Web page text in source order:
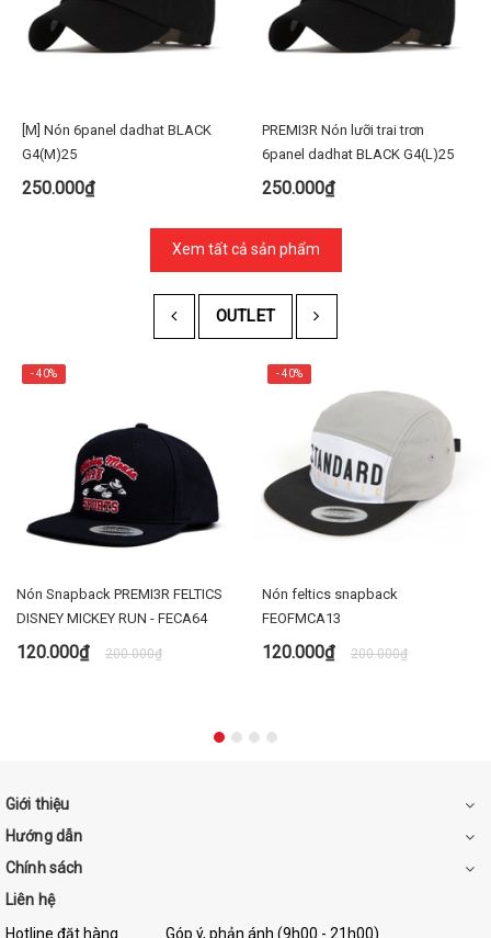
[M] Nón 6panel dadhat BLACK
G4(M)25
250.000₫
PREMI3R Nón lưỡi trai trơn
6panel dadhat BLACK G4(L)25
250.000₫
Xem tất cả sản phẩm
OUTLET
- 40%
Nón Snapback PREMI3R FELTICS
DISNEY MICKEY RUN - FECA64
120.000₫ 200.000₫
- 40%
Nón feltics snapback
FEOFMCA13
120.000₫ 200.000₫
Giới thiệu
Hướng dẫn
Chính sách
Liên hệ
Hotline đặt hàng
Góp ý, phản ánh (9h00 - 21h00)